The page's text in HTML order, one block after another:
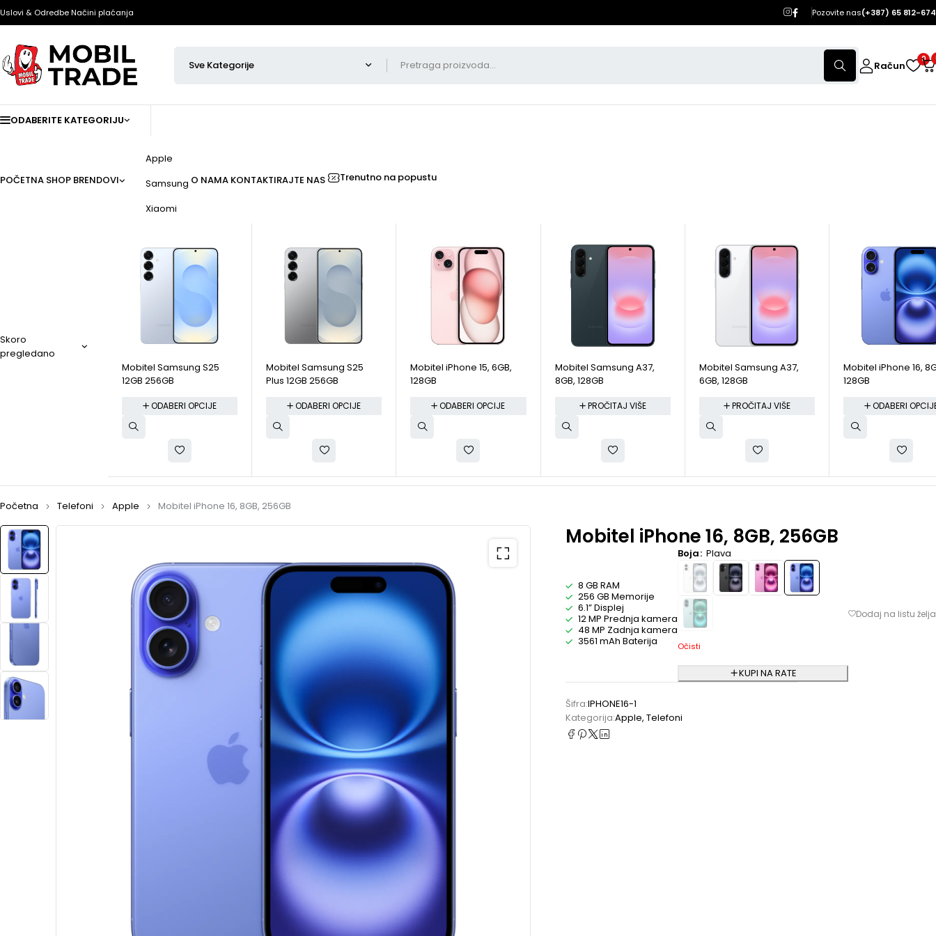
Uslovi & OdredbeNačini plaćanja Pozovite nas(+387) 65 812-674
Račun
0
ODABERITE KATEGORIJU
POČETNA SHOP BRENDOVI
Apple
Samsung
Xiaomi
O NAMA KONTAKTIRAJTE NAS Trenutno na popustu
Skoro
pregledano
Mobitel Samsung S25
12GB 256GB
ODABERI OPCIJE
Mobitel Samsung S25
Plus 12GB 256GB
ODABERI OPCIJE
Mobitel iPhone 15, 6GB,
128GB
ODABERI OPCIJE
Mobitel Samsung A37,
8GB, 128GB
PROČITAJ VIŠE
Mobitel Samsung A37,
6GB, 128GB
PROČITAJ VIŠE
Mobitel iPhone 16,
128GB
ODABERI
Početna Telefoni Apple Mobitel iPhone 16, 8GB, 256GB
Mobitel iPhone 16, 8GB, 256GB
8 GB RAM
256 GB Memorije
6.1” Displej
12 MP Prednja kamera
48 MP Zadnja kamera
3561 mAh Baterija
Boja Plava
Očisti
KUPI NA RATE
Šifra:IPHONE16-1
Kategorija:Apple, Telefoni